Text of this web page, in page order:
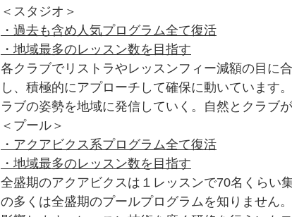
＜スタジオ＞
・過去も含め人気プログラム全て復活
・地域最多のレッスン数を目指す
各クラブでリストラやレッスンフィー減額の目に
し、積極的にアプローチして確保に動いています
ラブの姿勢を地域に発信していく。自然とクラブ
＜プール＞
・アクアビクス系プログラム全て復活
・地域最多のレッスン数を目指す
全盛期のアクアビクスは１レッスンで70名くらい
の多くは全盛期のプールプログラムを知りません